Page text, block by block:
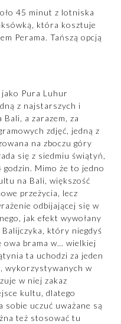
45 minut z lotniska
która kosztuje
Perama. Tańszą opcją
jako Pura Luhur
z najstarszych i
a zarazem, za
zdjęć, jedną z
na zboczu góry
się z siedmiu świątyń,
Mimo że to jedno
na Bali, większość
przeżycia, lecz
odbijającej się w
jak efekt wywołany
który niegdyś
owa brama w… wielkiej
ta uchodzi za jeden
wykorzystywanych w
w niej zakaz
kultu, dlatego
sobie uczuć uważane są
też stosować tu